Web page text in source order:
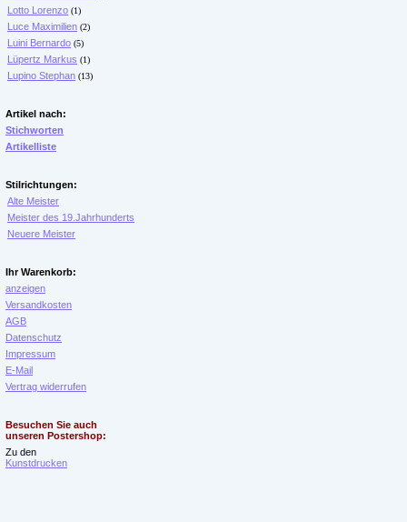
Lotto Lorenzo (1)
Luce Maximilien (2)
Luini Bernardo (5)
Lüpertz Markus (1)
Lupino Stephan (13)
Artikel nach:
Stichworten
Artikelliste
Stilrichtungen:
Alte Meister
Meister des 19.Jahrhunderts
Neuere Meister
Ihr Warenkorb:
anzeigen
Versandkosten
AGB
Datenschutz
Impressum
E-Mail
Vertrag widerrufen
Besuchen Sie auch
unseren Postershop:
Zu den
Kunstdrucken